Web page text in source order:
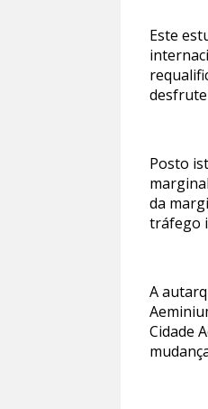
Este
Posto
da
tráfego
A
Cidade